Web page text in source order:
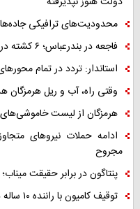
محدودیت‌های ترافیکی
فاجعه در بندرعباس؛ ۶ کشته در آتش‌سوزی منزل مسکونی
استاندار: تردد در تمام
وقتی راه، آب و ریل هرمزگان
هرمزگان از لیست
مجروح
پنتاگون در برابر حقیقت
توقیف کامیون با راننده ۱۰ ساله در هرمزگان